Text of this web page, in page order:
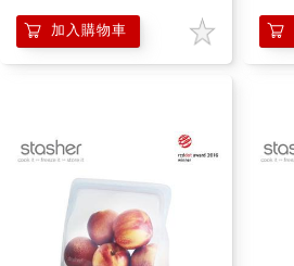
加入購物車